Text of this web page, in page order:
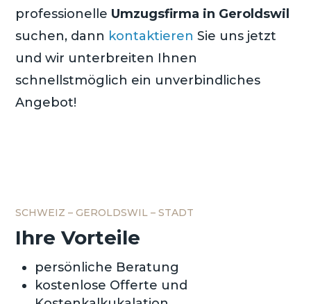
professionelle Umzugsfirma in Geroldswil
suchen, dann kontaktieren Sie uns jetzt
und wir unterbreiten Ihnen
schnellstmöglich ein unverbindliches
Angebot!
SCHWEIZ – GEROLDSWIL – STADT
Ihre Vorteile
persönliche Beratung
kostenlose Offerte und